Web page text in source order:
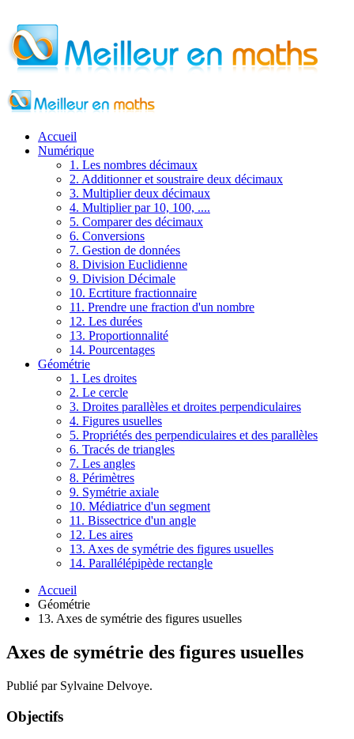
Accueil
Numérique
1. Les nombres décimaux
2. Additionner et soustraire deux décimaux
3. Multiplier deux décimaux
4. Multiplier par 10, 100, ....
5. Comparer des décimaux
6. Conversions
7. Gestion de données
8. Division Euclidienne
9. Division Décimale
10. Ecrtiture fractionnaire
11. Prendre une fraction d'un nombre
12. Les durées
13. Proportionnalité
14. Pourcentages
Géométrie
1. Les droites
2. Le cercle
3. Droites parallèles et droites perpendiculaires
4. Figures usuelles
5. Propriétés des perpendiculaires et des parallèles
6. Tracés de triangles
7. Les angles
8. Périmètres
9. Symétrie axiale
10. Médiatrice d'un segment
11. Bissectrice d'un angle
12. Les aires
13. Axes de symétrie des figures usuelles
14. Parallélépipède rectangle
Accueil
Géométrie
13. Axes de symétrie des figures usuelles
Axes de symétrie des figures usuelles
Publié par Sylvaine Delvoye.
Objectifs